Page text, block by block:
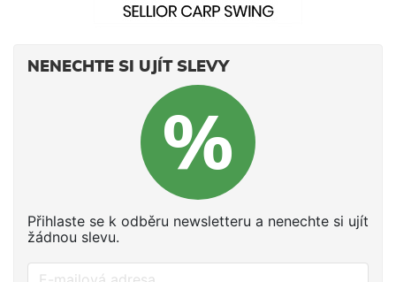
NENECHTE SI UJÍT SLEVY
Přihlaste se k odběru newsletteru a nenechte si ujít
žádnou slevu.